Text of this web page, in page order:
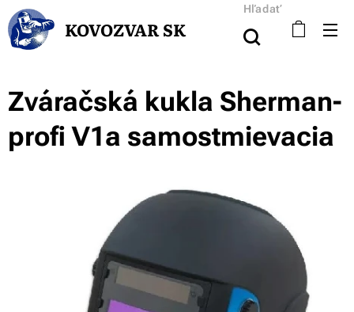
KOVOZVAR SK
Hľadať
Zváračská kukla Sherman-
profi V1a samostmievacia